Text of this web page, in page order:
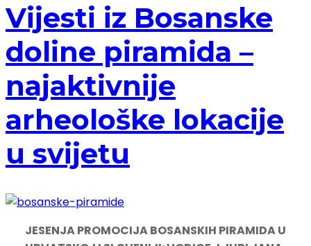
Vijesti iz Bosanske
doline piramida –
najaktivnije
arheološke lokacije
u svijetu
JESENJA PROMOCIJA BOSANSKIH PIRAMIDA U